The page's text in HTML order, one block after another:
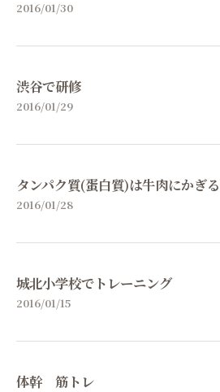
2016/01/30
渋谷で研修
2016/01/29
タンパク質(蛋白質)は牛肉にかぎる
2016/01/28
城北小学校でトレーニング
2016/01/15
体幹 筋トレ